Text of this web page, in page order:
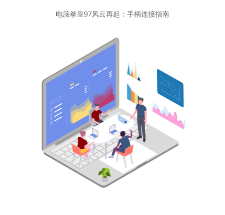
电脑拳皇97风云再起：手柄连接指南